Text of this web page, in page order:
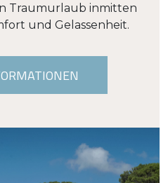
Traumurlaub inmitten
und Gelassenheit.